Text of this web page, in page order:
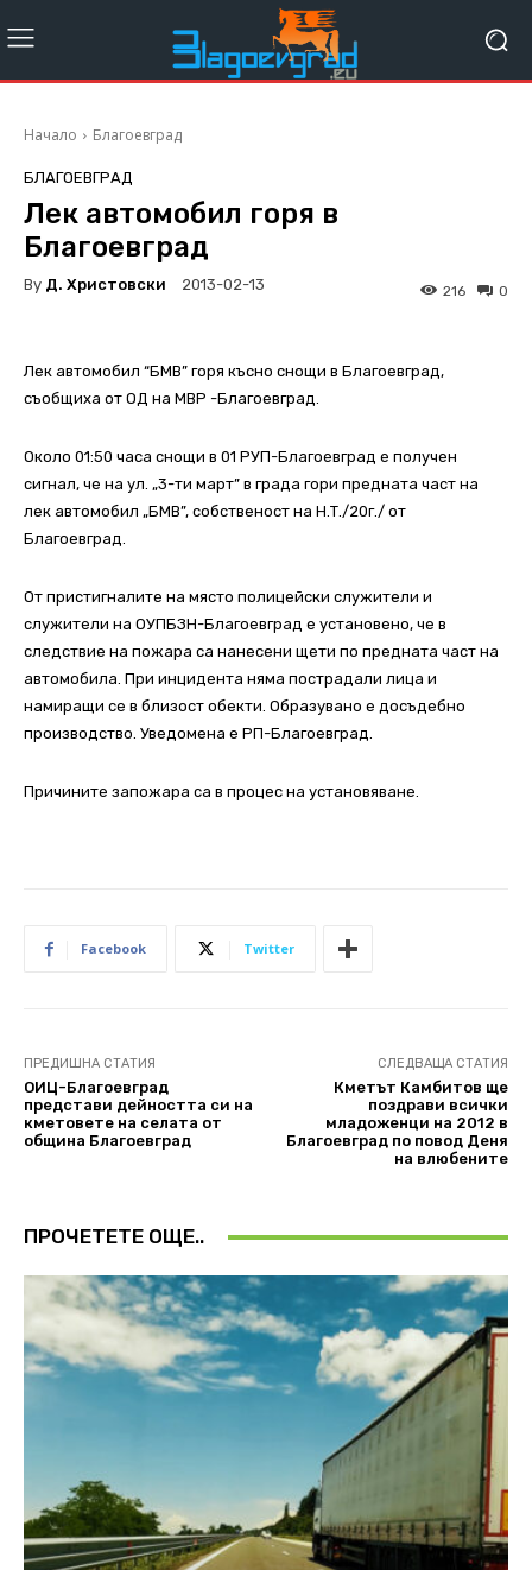
Начало Благоевград
БЛАГОЕВГРАД
Лек автомобил горя в
Благоевград
By Д. Христовски 2013-02-13 0
216
Лек автомобил “БМВ” горя късно снощи в Благоевград,
съобщиха от ОД на МВР -Благоевград.
Около 01:50 часа снощи в 01 РУП-Благоевград е получен
сигнал, че на ул. „3-ти март” в града гори предната част на
лек автомобил „БМВ”, собственост на Н.Т./20г./ от
Благоевград.
От пристигналите на място полицейски служители и
служители на ОУПБЗН-Благоевград е установено, че в
следствие на пожара са нанесени щети по предната част на
автомобила. При инцидента няма пострадали лица и
намиращи се в близост обекти. Образувано е досъдебно
производство. Уведомена е РП-Благоевград.
Причините запожара са в процес на установяване.
Facebook Twitter
ПРЕДИШНА СТАТИЯ
ОИЦ-Благоевград
представи дейността си на
кметовете на селата от
община Благоевград
СЛЕДВАЩА СТАТИЯ
Кметът Камбитов ще
поздрави всички
младоженци на 2012 в
Благоевград по повод Деня
на влюбените
ПРОЧЕТЕТЕ ОЩЕ..